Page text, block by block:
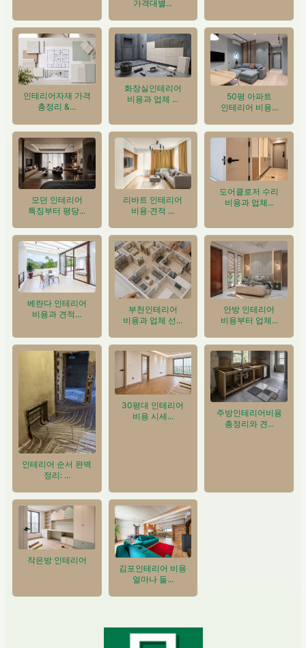
가격대별...
인테리어자재 가격
총정리 &...
화장실인테리어
비용과 업체 ...
50평 아파트
인테리어 비용...
모던 인테리어
특징부터 평당...
리바트 인테리어
비용·견적 ...
도어클로저 수리
비용과 업체...
베란다 인테리어
비용과 견적...
부천인테리어
비용과 업체 선...
안방 인테리어
비용부터 업체...
인테리어 순서 완벽
정리: ...
30평대 인테리어
비용 시세...
주방인테리어비용
총정리와 견...
작은방 인테리어
김포인테리어 비용
얼마나 들...